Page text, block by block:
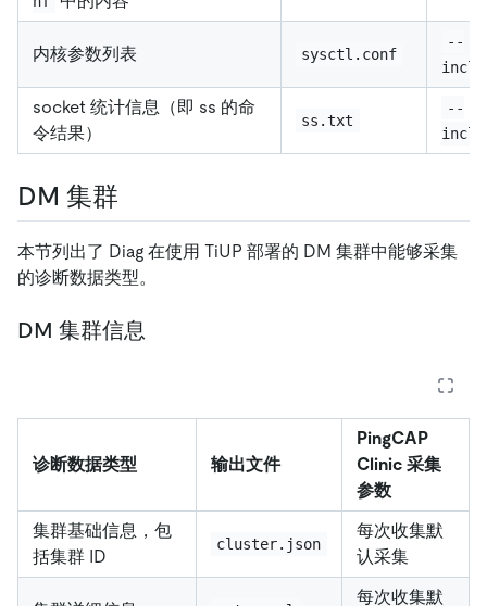
内核参数列表 sysctl.conf
--
socket 统计信息（即 ss 的命
令结果）
ss.txt
--
DM 集群
本节列出了 Diag 在使用 TiUP 部署的 DM 集群中能够采集
的诊断数据类型。
DM 集群信息
诊断数据类型 输出文件
PingCAP
Clinic 采集
参数
集群基础信息，包
括集群 ID
cluster.json
每次收集默
认采集
每次收集默